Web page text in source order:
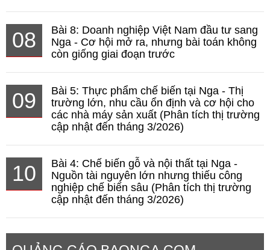
08
Bài 8: Doanh nghiệp Việt Nam đầu tư sang
Nga - Cơ hội mở ra, nhưng bài toán không
còn giống giai đoạn trước
09
Bài 5: Thực phẩm chế biến tại Nga - Thị
trường lớn, nhu cầu ổn định và cơ hội cho
các nhà máy sản xuất (Phân tích thị trường
cập nhật đến tháng 3/2026)
10
Bài 4: Chế biến gỗ và nội thất tại Nga -
Nguồn tài nguyên lớn nhưng thiếu công
nghiệp chế biến sâu (Phân tích thị trường
cập nhật đến tháng 3/2026)